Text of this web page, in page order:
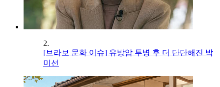
2.
[브라보 문화 이슈] 유방암 투병 후 더 단단해진 박
미선